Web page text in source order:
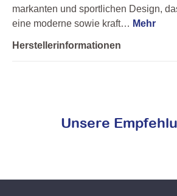
markanten und sportlichen Design,
eine moderne sowie kraft… Mehr
Herstellerinformationen
Unsere